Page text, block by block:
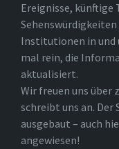
Ereignisse, künftige
Institutionen in und
mal rein, die
aktualisiert.
Wir freuen uns
schreibt uns an. Der
ausgebaut – auch
angewiesen!